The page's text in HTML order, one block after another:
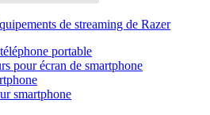
de streaming de Razer
portable
pour écran de smartphone
smartphone